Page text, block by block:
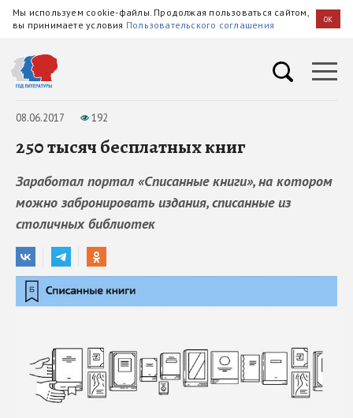
Мы используем cookie-файлы. Продолжая пользоваться сайтом,
вы принимаете условия Пользовательского соглашения OK
08.06.2017 192
250 тысяч бесплатных книг
Заработал портал «Списанные книги», на котором
можно забронировать издания, списанные из
столичных библиотек